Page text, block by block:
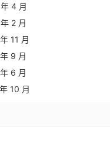
4 月
2 月
11 月
9 月
6 月
10 月